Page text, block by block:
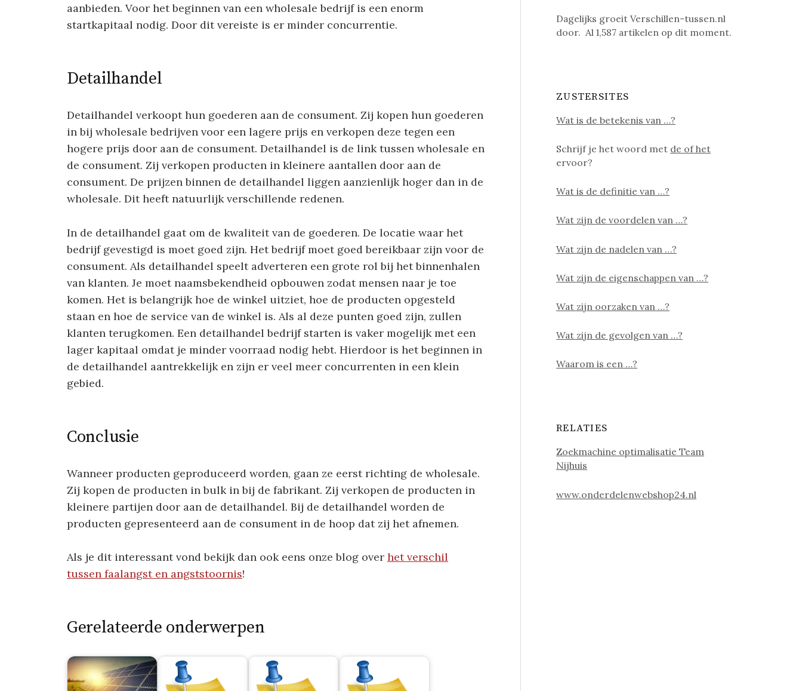
aanbieden. Voor het beginnen van een wholesale bedrijf is een enorm
startkapitaal nodig. Door dit vereiste is er minder concurrentie.
Detailhandel
Detailhandel verkoopt hun goederen aan de consument. Zij kopen hun goederen
in bij wholesale bedrijven voor een lagere prijs en verkopen deze tegen een
hogere prijs door aan de consument. Detailhandel is de link tussen wholesale en
de consument. Zij verkopen producten in kleinere aantallen door aan de
consument. De prijzen binnen de detailhandel liggen aanzienlijk hoger dan in de
wholesale. Dit heeft natuurlijk verschillende redenen.
In de detailhandel gaat om de kwaliteit van de goederen. De locatie waar het
bedrijf gevestigd is moet goed zijn. Het bedrijf moet goed bereikbaar zijn voor de
consument. Als detailhandel speelt adverteren een grote rol bij het binnenhalen
van klanten. Je moet naamsbekendheid opbouwen zodat mensen naar je toe
komen. Het is belangrijk hoe de winkel uitziet, hoe de producten opgesteld
staan en hoe de service van de winkel is. Als al deze punten goed zijn, zullen
klanten terugkomen. Een detailhandel bedrijf starten is vaker mogelijk met een
lager kapitaal omdat je minder voorraad nodig hebt. Hierdoor is het beginnen in
de detailhandel aantrekkelijk en zijn er veel meer concurrenten in een klein
gebied.
Conclusie
Wanneer producten geproduceerd worden, gaan ze eerst richting de wholesale.
Zij kopen de producten in bulk in bij de fabrikant. Zij verkopen de producten in
kleinere partijen door aan de detailhandel. Bij de detailhandel worden de
producten gepresenteerd aan de consument in de hoop dat zij het afnemen.
Als je dit interessant vond bekijk dan ook eens onze blog over het verschil
tussen faalangst en angststoornis!
Gerelateerde onderwerpen
Dagelijks groeit Verschillen-tussen.nl
door. Al1,587 artikelen op dit moment.
ZUSTERSITES
Wat is de betekenis van …?
Schrijf je het woord met de of het
ervoor?
Wat is de definitie van …?
Wat zijn de voordelen van …?
Wat zijn de nadelen van …?
Wat zijn de eigenschappen van …?
Wat zijn oorzaken van …?
Wat zijn de gevolgen van …?
Waarom is een …?
RELATIES
Zoekmachine optimalisatie Team
Nijhuis
www.onderdelenwebshop24.nl